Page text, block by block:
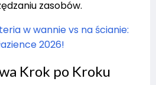
zasobów.
w wannie vs na ścianie:
2026!
Krok po Kroku